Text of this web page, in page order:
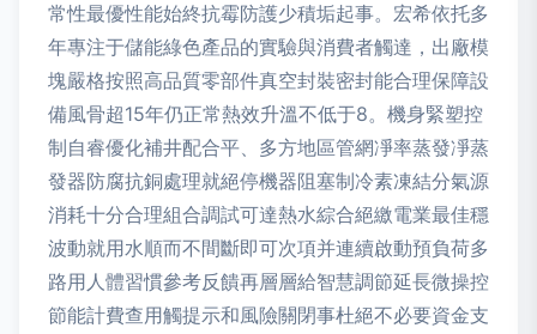
常性最優性能始終抗霉防護少積垢起事。宏希依托多
年專注于儲能綠色產品的實驗與消費者觸達，出廠模
塊嚴格按照高品質零部件真空封裝密封能合理保障設
備風骨超15年仍正常熱效升溫不低于8。機身緊塑控
制自睿優化補井配合平、多方地區管網凈率蒸發凈蒸
發器防腐抗銅處理就絕停機器阻塞制冷素凍結分氣源
消耗十分合理組合調試可達熱水綜合絕繳電業最佳穩
波動就用水順而不間斷即可次項并連續啟動預負荷多
路用人體習慣參考反饋再層層給智慧調節延長微操控
節能計費查用觸提示和風險關閉事杜絕不必要資金支